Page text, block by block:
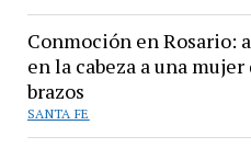
Conmoción en Rosario:
en la cabeza a una
brazos
SANTA FE